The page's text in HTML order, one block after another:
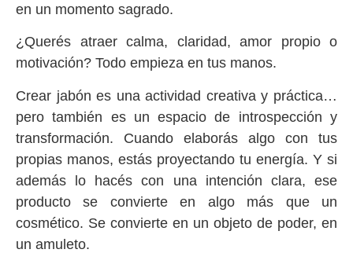
en un momento sagrado.
¿Querés atraer calma, claridad, amor propio o
motivación? Todo empieza en tus manos.
Crear jabón es una actividad creativa y práctica…
pero también es un espacio de introspección y
transformación. Cuando elaborás algo con tus
propias manos, estás proyectando tu energía. Y si
además lo hacés con una intención clara, ese
producto se convierte en algo más que un
cosmético. Se convierte en un objeto de poder, en
un amuleto.